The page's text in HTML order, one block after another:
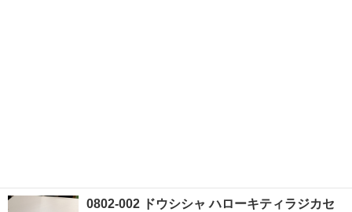
0802-002 ドウシシャ ハローキティラジカセ